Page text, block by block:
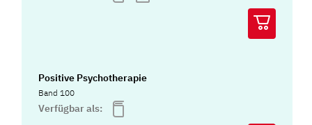
Positive Psychotherapie
Band 100
Verfügbar als: